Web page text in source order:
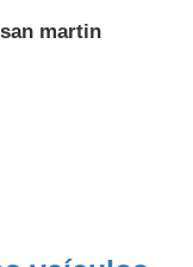
martin